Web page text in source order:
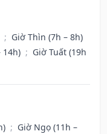
; Giờ Thìn (7h – 8h)
14h) ; Giờ Tuất (19h
; Giờ Ngọ (11h –